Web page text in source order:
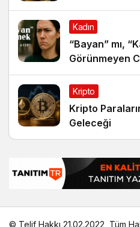
Kadın
“Bayan” mı,
Görünmeyen
Kripto
Kripto
Geleceği
© Telif Hakkı 21.02.2022, Tüm